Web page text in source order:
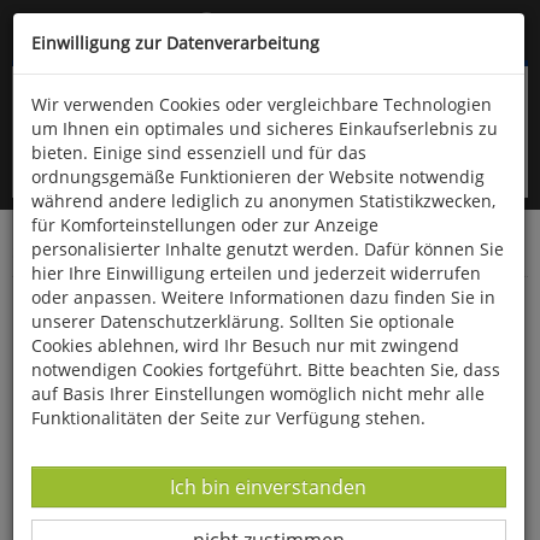
Kompletten Head der Seite überspringen
oder (06766) 9323-960
Startseite Bücher Kinderbücher
Die Geschichte von Peter Hase und weitere
Abenteuer
Einwilligung zur Datenverarbeitung
Wir verwenden Cookies oder vergleichbare Technologien
um Ihnen ein optimales und sicheres Einkaufserlebnis zu
bieten. Einige sind essenziell und für das
ordnungsgemäße Funktionieren der Website notwendig
während andere lediglich zu anonymen Statistikzwecken,
für Komforteinstellungen oder zur Anzeige
personalisierter Inhalte genutzt werden. Dafür können Sie
hier Ihre Einwilligung erteilen und jederzeit widerrufen
oder anpassen. Weitere Informationen dazu finden Sie in
unserer Datenschutzerklärung. Sollten Sie optionale
Cookies ablehnen, wird Ihr Besuch nur mit zwingend
notwendigen Cookies fortgeführt. Bitte beachten Sie, dass
auf Basis Ihrer Einstellungen womöglich nicht mehr alle
Funktionalitäten der Seite zur Verfügung stehen.
Datenverarbeitung -
Ich bin einverstanden